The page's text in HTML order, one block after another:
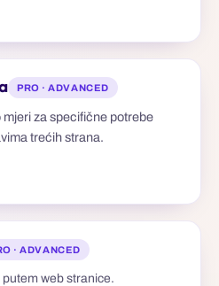
PRO · ADVANCED
za specifične potrebe
trećih strana.
· ADVANCED
web stranice.